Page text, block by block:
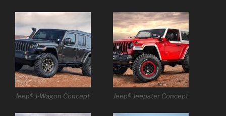
Jeep® J-Wagon Concept Jeep® Jeepster Concept